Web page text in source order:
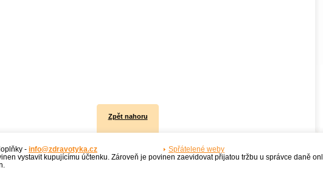
Zpět nahoru
- info@zdravotyka.cz
vystavit kupujícímu účtenku. Zároveň je povinen zaevidovat přijatou tržbu u správce daně
Spřátelené weby